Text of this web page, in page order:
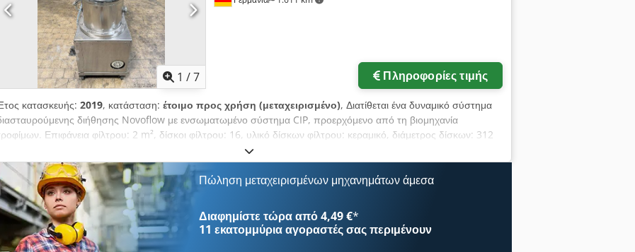
1 /7 Πληροφορίες τιμής
κατασκευής: 2019, κατάσταση: έτοιμο προς χρήση (μεταχειρισμένο), Διατίθεται ένα δυναμικό σύστημα
διήθησης Novoflow με ενσωματωμένο σύστημα CIP, προερχόμενο από τη βιομηχανία
Επιφάνεια φίλτρου: 2 m², δίσκοι φίλτρου: 16, υλικό δίσκων φίλτρου: κεραμικό, διάμετρος δίσκων: 312
mm, μέγεθος πόρων: 0,2 µm, μέγιστη πίεση λειτουργίας: 4 bar, μέγιστη θερμοκρασία λειτουργίας: 60°C,
περιστροφής: 450 στροφές/λεπτό, όγκος διεργασίας: περίπου 60 λίτρα. Διαστάσεις μηχανήματος
πλάτος/ύψος): περίπου 1500 mm/600 mm/1500 mm, βάρος: περίπου 250 kg. Διατίθεται τεκμηρίωση.
δυνατή η επιτόπια επιθεώρηση. Chjdpszqfwgjfx Aqtea
Πώληση μεταχειρισμένων μηχανημάτων άμεσα
Διαφημίστε τώρα από 4,49 €*
11 εκατομμύρια αγοραστέςσας περιμένουν